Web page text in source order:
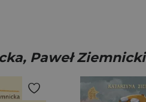
Paweł Ziemnicki